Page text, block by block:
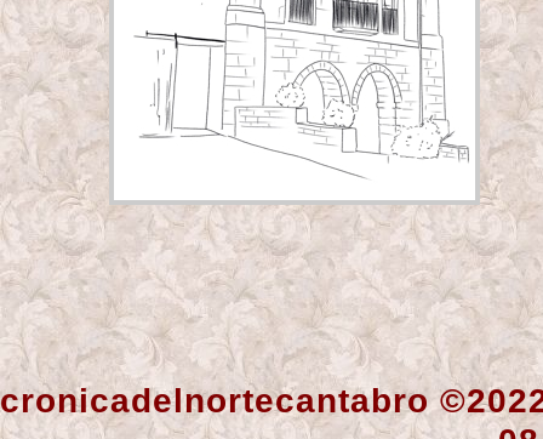
cronicadelnortecantabro